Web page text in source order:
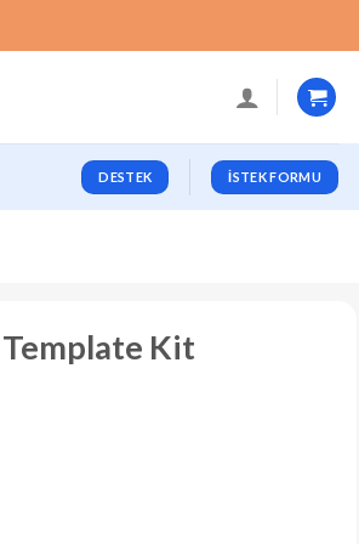
DESTEK İSTEK FORMU
Kit